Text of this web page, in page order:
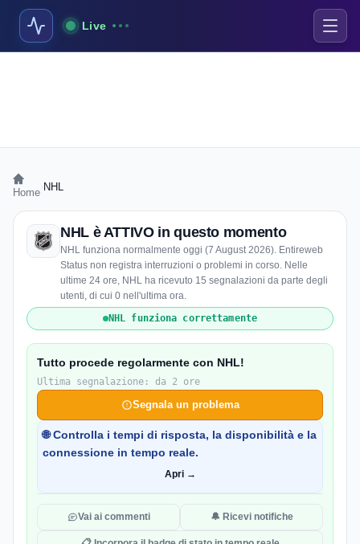
Live
Home NHL
NHL è ATTIVO in questo momento
NHL funziona normalmente oggi (7 August 2026). Entireweb
Status non registra interruzioni o problemi in corso. Nelle
ultime 24 ore, NHL ha ricevuto 15 segnalazioni da parte degli
utenti, di cui 0 nell'ultima ora.
NHL funziona correttamente
Tutto procede regolarmente con NHL!
Ultima segnalazione: da 2 ore
Segnala un problema
🌐 Controlla i tempi di risposta, la disponibilità e la
connessione in tempo reale.
Apri →
Vai ai commenti 🔔 Ricevi notifiche